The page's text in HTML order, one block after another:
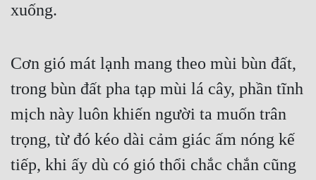
Vô Địch
Võ Hiệp
Võng Du
Xuyên Không
Xuyên Nhanh
xuống.
Cơn gió mát lạnh mang theo mùi bùn đất,
trong bùn đất pha tạp mùi lá cây, phần tĩnh
mịch này luôn khiến người ta muốn trân
trọng, từ đó kéo dài cảm giác ấm nóng kế
tiếp, khi ấy dù có gió thổi chắc chắn cũng